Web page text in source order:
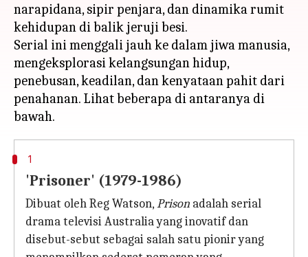
narapidana, sipir penjara, dan dinamika rumit
kehidupan di balik jeruji besi.
Serial ini menggali jauh ke dalam jiwa manusia,
mengeksplorasi kelangsungan hidup,
penebusan, keadilan, dan kenyataan pahit dari
penahanan. Lihat beberapa di antaranya di
1
'Prisoner' (1979-1986)
Dibuat oleh Reg Watson,Prison adalah serial
drama televisi Australia yang inovatif dan
disebut-sebut sebagai salah satu pionir yang